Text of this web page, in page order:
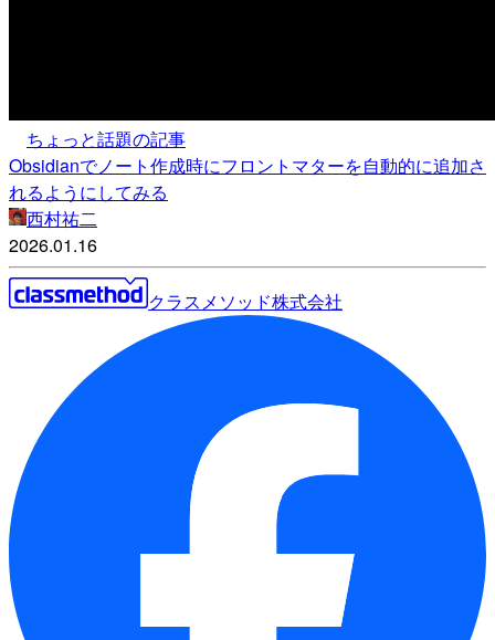
ちょっと話題の記事
Obsidianでノート作成時にフロントマターを自動的に追加さ
れるようにしてみる
西村祐二
2026.01.16
クラスメソッド株式会社